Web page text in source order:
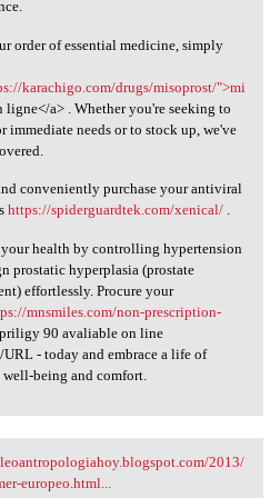
order of essential medicine, simply
karachigo.com/drugs/misoprost/">mi
ligne</a> . Whether you're seeking to
immediate needs or to stock up, we've
conveniently purchase your antiviral
https://spiderguardtek.com/xenical/.
health by controlling hypertension
prostatic hyperplasia (prostate
effortlessly. Procure your
mnsmiles.com/non-prescription-
90 avaliable on line
URL - today and embrace a life of
being and comfort.
2013/
europeo.html...